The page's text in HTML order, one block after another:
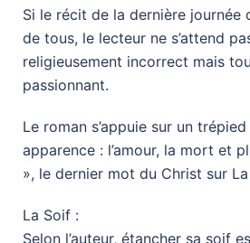
Si le récit de la dernière journée
de tous, le lecteur ne s’attend
religieusement incorrect mais
passionnant.
Le roman s’appuie sur un
apparence : l’amour, la mort et
», le dernier mot du Christ sur
La Soif :
Selon l’auteur, étancher sa soif